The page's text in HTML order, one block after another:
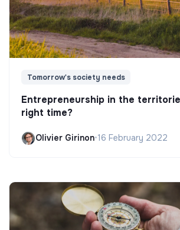
Tomorrow's society needs
Entrepreneurship in the
right time?
Olivier Girinon•16 February 2022